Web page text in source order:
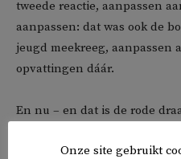
tweede reactie, aanpassen
aanpassen: dat was ook de
jeugd meekreeg, aanpassen
opvattingen dáár.
En nu – en dat is de rode
aanpassen aan een snel
Onze site gebruikt